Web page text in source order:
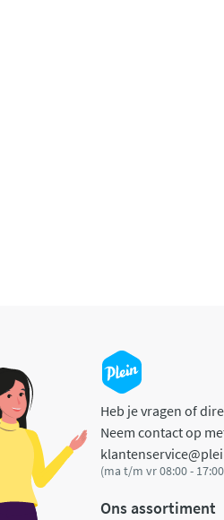
Heb je vragen of
Neem contact op
(ma t/m vr 08:00 -
Ons assortiment